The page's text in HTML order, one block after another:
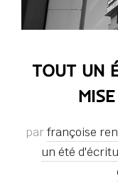
TOUT UN
parfrançoise
un été